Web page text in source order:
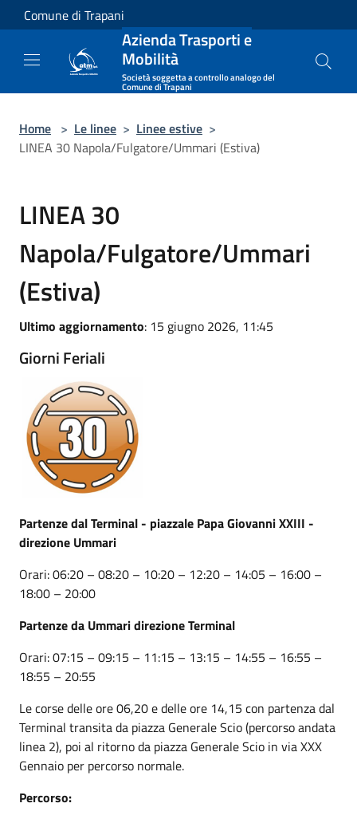
Salta al contenuto principale
Comune di Trapani
Azienda Trasporti e
Mobilità
Società soggetta a controllo analogo del
Comune di Trapani
Home > Le linee > Linee estive >
LINEA 30 Napola/Fulgatore/Ummari (Estiva)
LINEA 30
Napola/Fulgatore/Ummari
(Estiva)
Ultimo aggiornamento: 15 giugno 2026, 11:45
Giorni Feriali
Partenze dal Terminal - piazzale Papa Giovanni XXIII -
direzione Ummari
Orari: 06:20 – 08:20 – 10:20 – 12:20 – 14:05 – 16:00 –
18:00 – 20:00
Partenze da Ummari direzione Terminal
Orari: 07:15 – 09:15 – 11:15 – 13:15 – 14:55 – 16:55 –
18:55 – 20:55
Le corse delle ore 06,20 e delle ore 14,15 con partenza dal
Terminal transita da piazza Generale Scio (percorso andata
linea 2), poi al ritorno da piazza Generale Scio in via XXX
Gennaio per percorso normale.
Percorso: